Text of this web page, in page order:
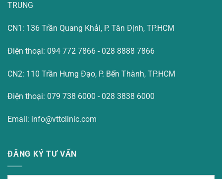
TRUNG
CN1: 136 Trần Quang Khải, P. Tân Định, TP.HCM
Điện thoại: 094 772 7866 - 028 8888 7866
CN2: 110 Trần Hưng Đạo, P. Bến Thành, TP.HCM
Điện thoại: 079 738 6000 - 028 3838 6000
Email: info@vttclinic.com
ĐĂNG KÝ TƯ VẤN